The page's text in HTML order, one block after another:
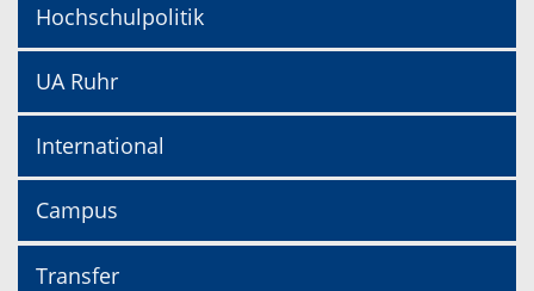
Hochschulpolitik
UA Ruhr
International
Campus
Transfer